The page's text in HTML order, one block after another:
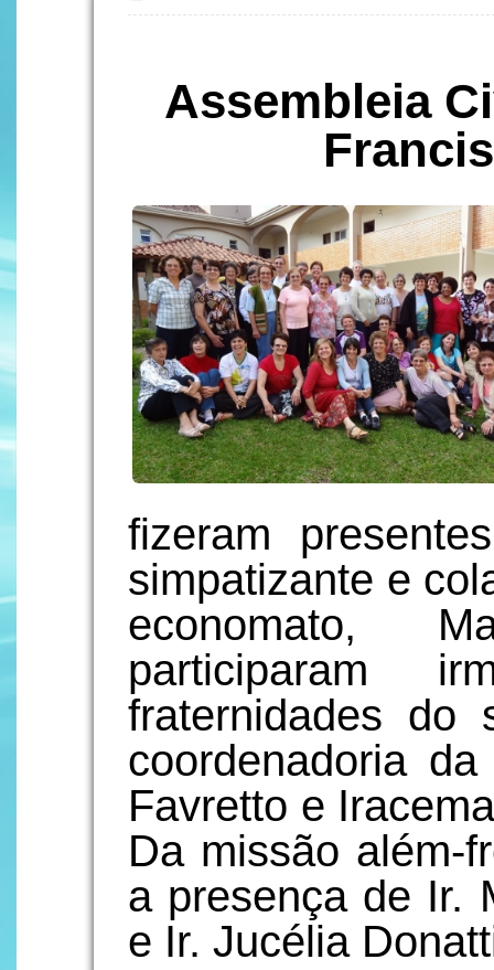
Assembleia
fizeram
simpatizante e
economato,
participaram
fraternidades do
coordenadoria
Favretto e
Da missão além-
a presença de Ir.
e Ir. Jucélia